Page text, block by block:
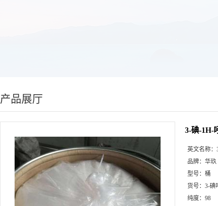
产品展厅
3-碘-1H-
英文名称：
品牌： 华玖
型号： 桶
货号： 3-碘
纯度： 98